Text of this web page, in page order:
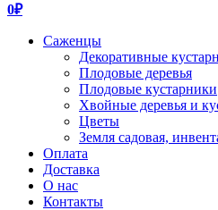
0₽
Саженцы
Декоративные
Плодовые деревья
Плодовые кустарники
Хвойные деревья и
Цветы
Земля садовая,
Оплата
Доставка
О нас
Контакты